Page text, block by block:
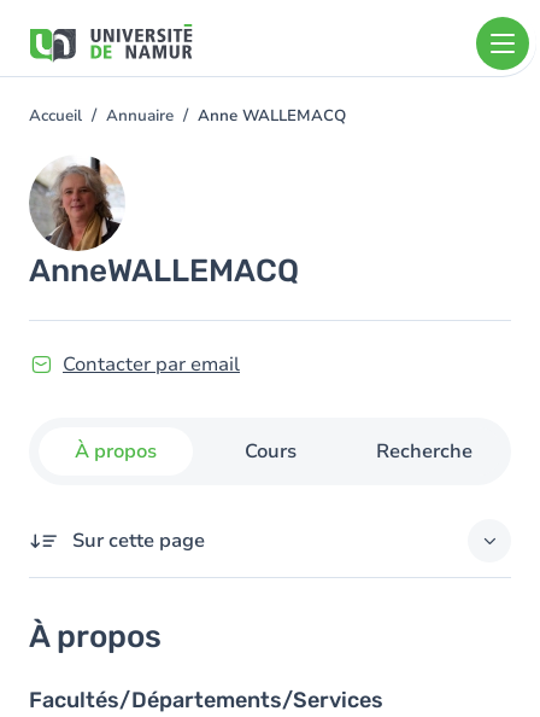
contenu
You
here
Accueil Annuaire Anne WALLEMACQ
Image
AnneWALLEMACQ
Contacter par email
À propos Cours Recherche
Sur cette page
Domaines d'expertises
Responsabilités externes
À propos
Facultés/Départements/Services